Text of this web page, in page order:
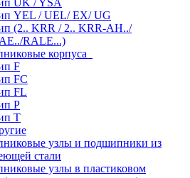
UK / YSA
YEL / UEL/ EX/ UG
(2.. KRR / 2.. KRR-AH../
RALE...)
корпуса
F
FC
FL
P
T
узлы и подшипники из
стали
узлы в пластиковом